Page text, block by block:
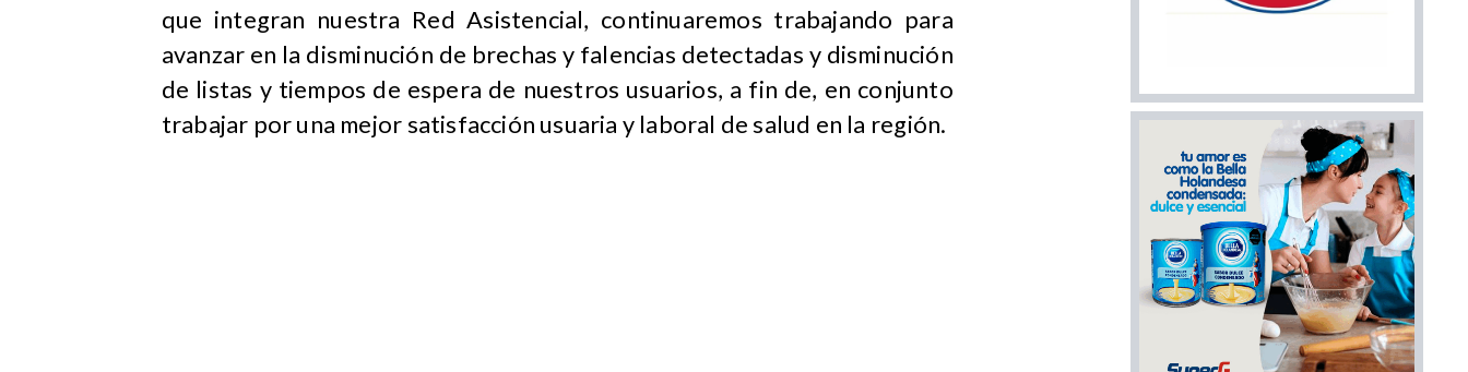
que integran nuestra Red Asistencial, continuaremos trabajando para
avanzar en la disminución de brechas y falencias detectadas y disminución
de listas y tiempos de espera de nuestros usuarios, a fin de, en conjunto
trabajar por una mejor satisfacción usuaria y laboral de salud en la región.